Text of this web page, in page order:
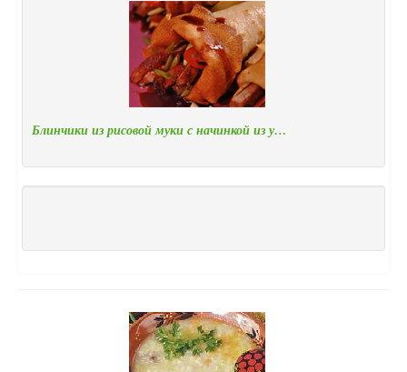
Блинчики из рисовой муки с начинкой из у…